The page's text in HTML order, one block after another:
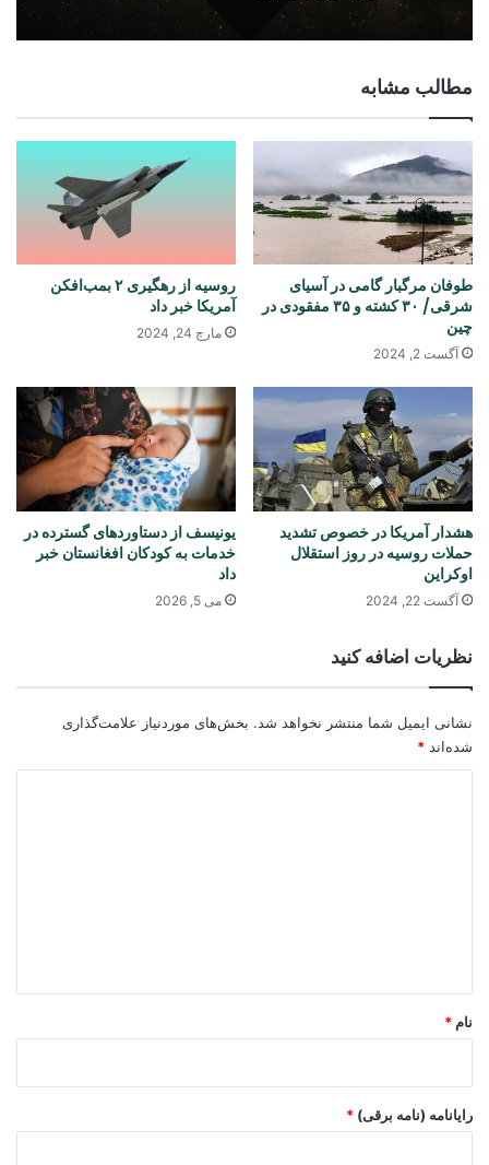
مطالب مشابه
طوفان مرگبار گامی در آسیای
شرقی/ ۳۰ کشته و ۳۵ مفقودی در
چین
آگست 2, 2024
روسیه از رهگیری ۲ بمب‌افکن
آمریکا خبر داد
مارچ 24, 2024
هشدار آمریکا در خصوص تشدید
حملات روسیه در روز استقلال
اوکراین
آگست 22, 2024
یونیسف از دستاوردهای گسترده در
خدمات به کودکان افغانستان خبر
داد
می 5, 2026
نظریات اضافه کنید
نشانی ایمیل شما منتشر نخواهد شد. بخش‌های موردنیاز علامت‌گذاری
شده‌اند *
نام *
رایانامه (نامه برقی) *